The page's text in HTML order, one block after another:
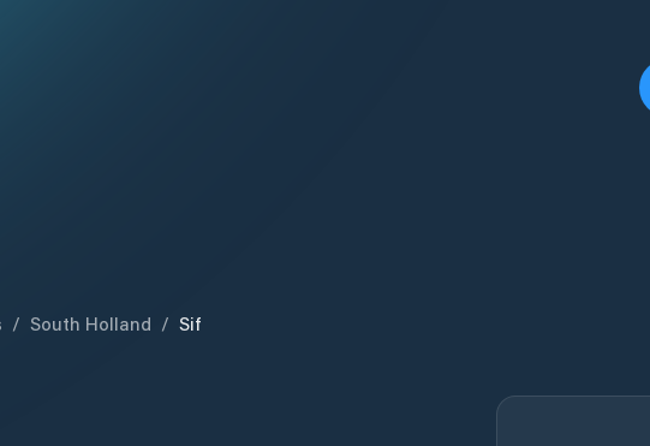
/ South Holland / Sif